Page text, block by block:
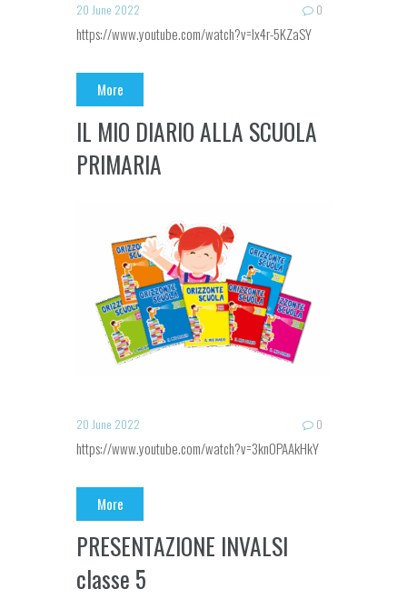
20 June 2022 0
https://www.youtube.com/watch?v=Ix4r-5KZaSY
More
IL MIO DIARIO ALLA SCUOLA
PRIMARIA
20 June 2022 0
https://www.youtube.com/watch?v=3knOPAAkHkY
More
PRESENTAZIONE INVALSI
classe 5